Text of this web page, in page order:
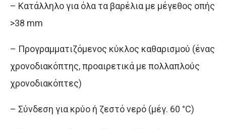
– Κατάλληλο για όλα τα βαρέλια με μέγεθος οπής
>38 mm
– Προγραμματιζόμενος κύκλος καθαρισμού (ένας
χρονοδιακόπτης, προαιρετικά με πολλαπλούς
χρονοδιακόπτες)
– Σύνδεση για κρύο ή ζεστό νερό (μέγ. 60 °C)